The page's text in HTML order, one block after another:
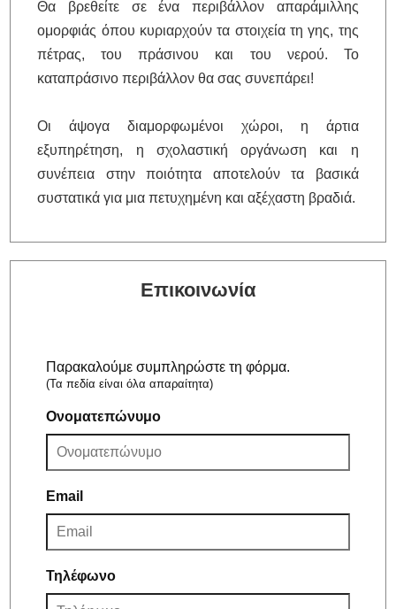
Θα βρεθείτε σε ένα περιβάλλον απαράμιλλης
ομορφιάς όπου κυριαρχούν τα στοιχεία τη γης, της
πέτρας, του πράσινου και του νερού. Το
καταπράσινο περιβάλλον θα σας συνεπάρει!
Οι άψογα διαμορφωμένοι χώροι, η άρτια
εξυπηρέτηση, η σχολαστική οργάνωση και η
συνέπεια στην ποιότητα αποτελούν τα βασικά
συστατικά για μια πετυχημένη και αξέχαστη βραδιά.
Επικοινωνία
Παρακαλούμε συμπληρώστε τη φόρμα.
(Τα πεδία είναι όλα απαραίτητα)
Ονοματεπώνυμο
Email
Τηλέφωνο